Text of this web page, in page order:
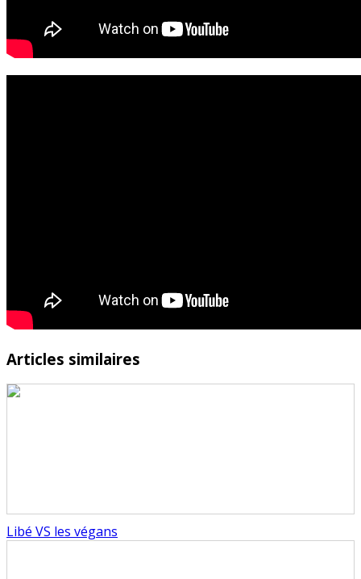
Articles similaires
Libé VS les végans